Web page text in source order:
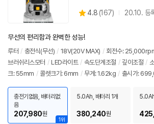
별
4.8 (상
167) 20.10. 등
무선의 편리함과 완벽한 성능!
루터 / 충전식(무선) / 18V(20V MAX) / 회전수:
브러쉬리스모터 / LED라이트 / 속도단계조절 / 깊이조절 /
크: 55mm / 콜렛크기: 6mm / 무게: 1.62kg / 출시가:
1위
충전기없음, 배터리없
음
207,980원
5.0Ah, 배터리 1개
380,240원